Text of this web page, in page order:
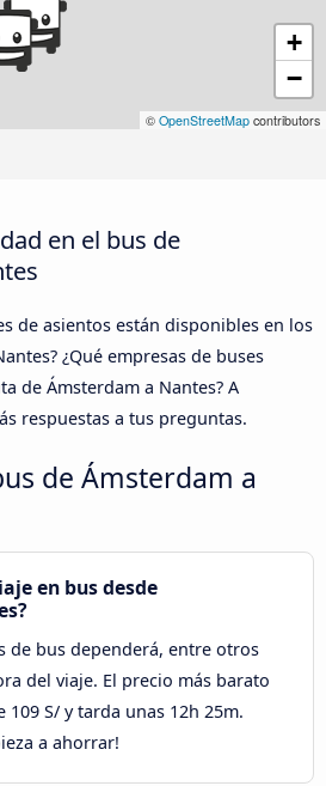
+
−
© OpenStreetMap contributors
en el bus de
de asientos están disponibles en los
¿Qué empresas de buses
de Ámsterdam a Nantes? A
respuestas a tus preguntas.
de Ámsterdam a
en bus desde
de bus dependerá, entre otros
del viaje. El precio más barato
109 S/ y tarda unas 12h 25m.
a ahorrar!